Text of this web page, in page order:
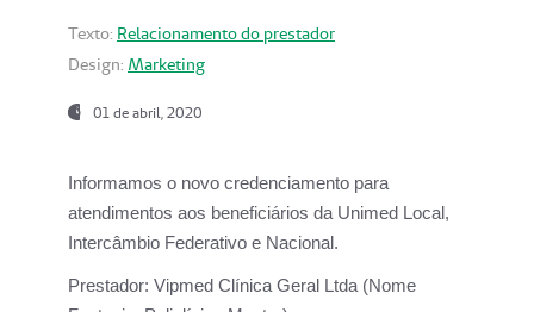
Texto: Relacionamento do prestador
Design: Marketing
01 de abril, 2020
Informamos o novo credenciamento para
atendimentos aos beneficiários da Unimed Local,
Intercâmbio Federativo e Nacional.
Prestador: Vipmed Clínica Geral Ltda (Nome